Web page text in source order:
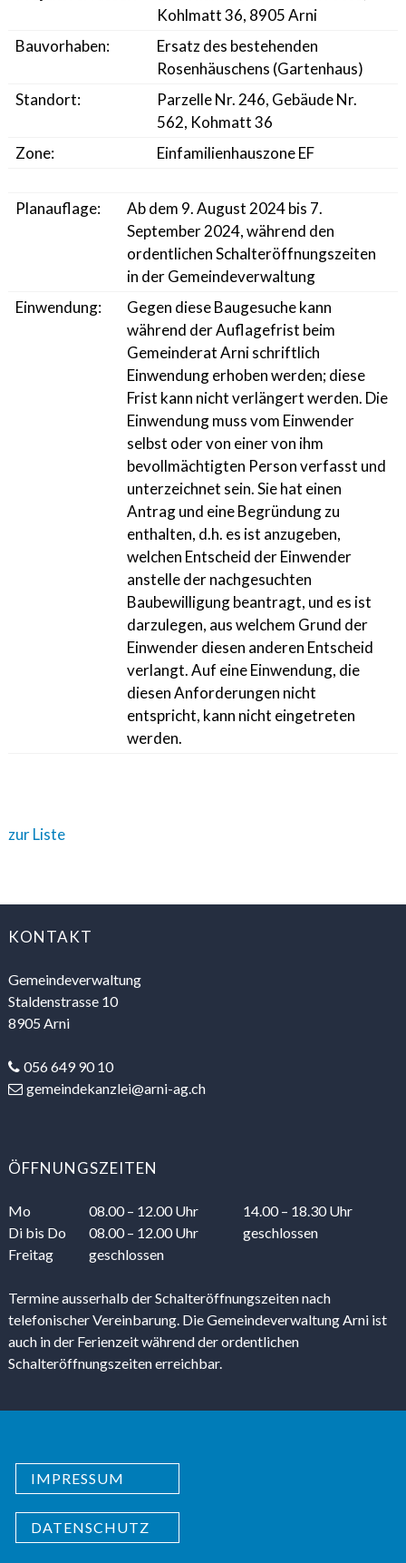
Kohlmatt 36, 8905 Arni
Bauvorhaben:
Ersatz des bestehenden
Rosenhäuschens (Gartenhaus)
Standort:
Parzelle Nr. 246, Gebäude Nr.
562, Kohmatt 36
Zone:
Einfamilienhauszone EF
Planauflage:
Ab dem 9. August 2024 bis 7.
September 2024, während den
ordentlichen Schalteröffnungszeiten
in der Gemeindeverwaltung
Einwendung:
Gegen diese Baugesuche kann
während der Auflagefrist beim
Gemeinderat Arni schriftlich
Einwendung erhoben werden; diese
Frist kann nicht verlängert werden. Die
Einwendung muss vom Einwender
selbst oder von einer von ihm
bevollmächtigten Person verfasst und
unterzeichnet sein. Sie hat einen
Antrag und eine Begründung zu
enthalten, d.h. es ist anzugeben,
welchen Entscheid der Einwender
anstelle der nachgesuchten
Baubewilligung beantragt, und es ist
darzulegen, aus welchem Grund der
Einwender diesen anderen Entscheid
verlangt. Auf eine Einwendung, die
diesen Anforderungen nicht
entspricht, kann nicht eingetreten
werden.
zur Liste
KONTAKT
Gemeindeverwaltung
Staldenstrasse 10
8905 Arni
056 649 90 10
gemeindekanzlei@arni-ag.ch
ÖFFNUNGSZEITEN
Mo 08.00 – 12.00 Uhr
14.00 – 18.30 Uhr
Dibis Do 08.00 – 12.00 Uhr
geschlossen
Freitag
geschlossen
Termine ausserhalb der Schalteröffnungszeiten nach
telefonischer Vereinbarung. Die Gemeindeverwaltung Arni ist
auch in der Ferienzeit während der ordentlichen
Schalteröffnungszeiten erreichbar.
IMPRESSUM
DATENSCHUTZ